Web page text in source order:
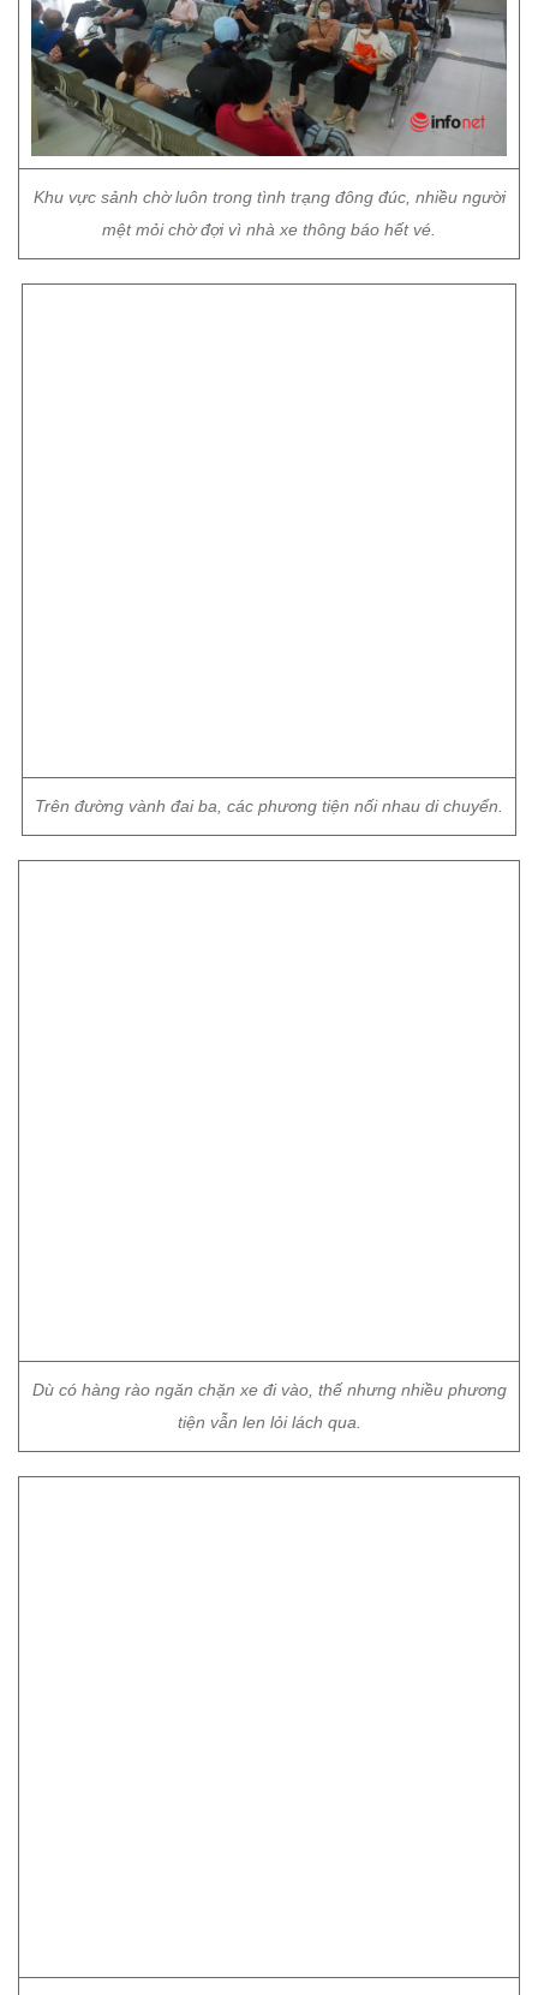
Khu vực sảnh chờ luôn trong tình trạng đông đúc, nhiều người
mệt mỏi chờ đợi vì nhà xe thông báo hết vé.
Trên đường vành đai ba, các phương tiện nối nhau di chuyển.
Dù có hàng rào ngăn chặn xe đi vào, thế nhưng nhiều phương
tiện vẫn len lỏi lách qua.